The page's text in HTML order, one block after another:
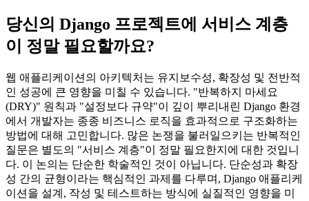
당신의 Django 프로젝트에 서비스 계층
이 정말 필요할까요?
웹 애플리케이션의 아키텍처는 유지보수성, 확장성 및 전반적
인 성공에 큰 영향을 미칠 수 있습니다. "반복하지 마세요
(DRY)" 원칙과 "설정보다 규약"이 깊이 뿌리내린 Django 환경
에서 개발자는 종종 비즈니스 로직을 효과적으로 구조화하는
방법에 대해 고민합니다. 많은 논쟁을 불러일으키는 반복적인
질문은 별도의 "서비스 계층"이 정말 필요한지에 대한 것입니
다. 이 논의는 단순한 학술적인 것이 아닙니다. 단순성과 확장
성 간의 균형이라는 핵심적인 과제를 다루며, Django 애플리케
이션을 설계, 작성 및 테스트하는 방식에 실질적인 영향을 미